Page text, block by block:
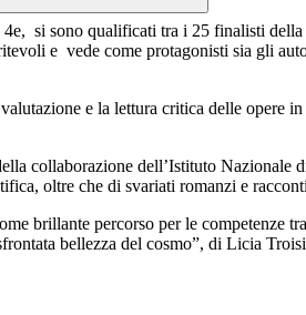
4e, si sono qualificati tra i 25 finalisti
e vede come protagonisti sia gli
e la lettura critica delle opere
collaborazione dell’Istituto
oltre che di svariati romanzi e
brillante percorso per le competenze
bellezza del cosmo”, di Licia